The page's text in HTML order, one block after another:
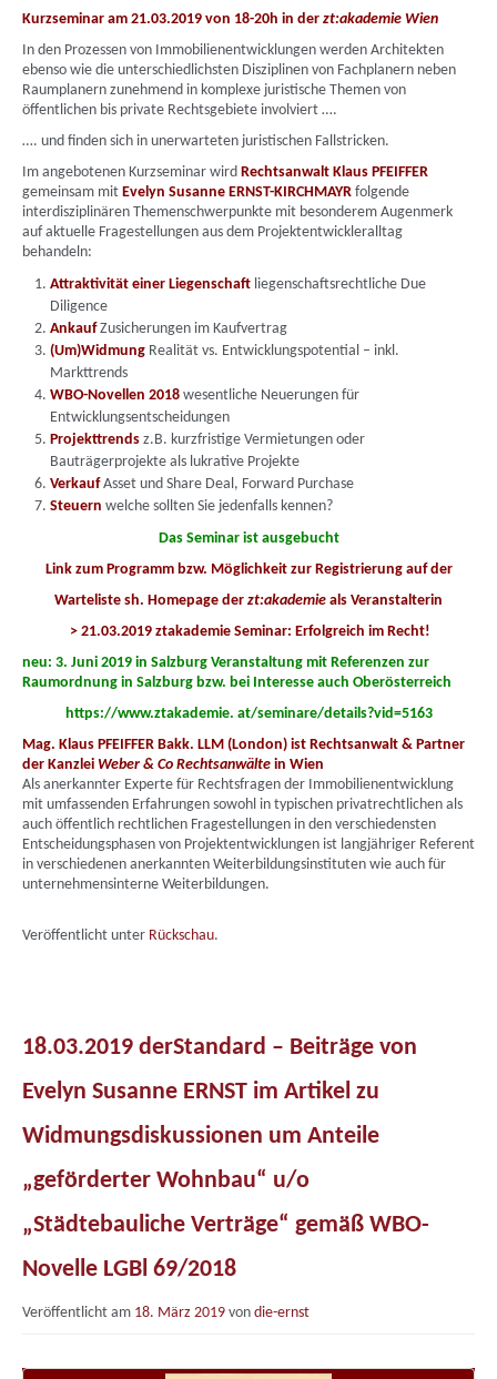
Kurzseminar am 21.03.2019 von 18-20h in der zt:akademie Wien
In den Prozessen von Immobilienentwicklungen werden Architekten
ebenso wie die unterschiedlichsten Disziplinen von Fachplanern neben
Raumplanern zunehmend in komplexe juristische Themen von
öffentlichen bis private Rechtsgebiete involviert ….
…. und finden sich in unerwarteten juristischen Fallstricken.
Im angebotenen Kurzseminar wird Rechtsanwalt Klaus PFEIFFER
gemeinsam mit Evelyn Susanne ERNST-KIRCHMAYR folgende
interdisziplinären Themenschwerpunkte mit besonderem Augenmerk
auf aktuelle Fragestellungen aus dem Projektentwickleralltag
behandeln:
Attraktivität einer Liegenschaft liegenschaftsrechtliche Due
Diligence
AnkaufZusicherungen im Kaufvertrag
(Um)Widmung Realität vs. Entwicklungspotential – inkl.
Markttrends
WBO-Novellen 2018 wesentliche Neuerungen für
Entwicklungsentscheidungen
Projekttrends z.B. kurzfristige Vermietungen oder
Bauträgerprojekte als lukrative Projekte
Verkauf Asset und Share Deal, Forward Purchase
Steuern welche sollten Sie jedenfalls kennen?
Das Seminar ist ausgebucht
Link zum Programm bzw. Möglichkeit zur Registrierung auf der
Warteliste sh. Homepage der zt:akademie als Veranstalterin
> 21.03.2019 ztakademie Seminar: Erfolgreich im Recht!
neu: 3. Juni 2019 in Salzburg Veranstaltung mit Referenzen zur
Raumordnung in Salzburg bzw. bei Interesse auch Oberösterreich
https://www.ztakademie. at/seminare/details?vid=5163
Mag. Klaus PFEIFFER Bakk. LLM (London) ist Rechtsanwalt & Partner
der Kanzlei Weber & Co Rechtsanwälte in Wien
Als anerkannter Experte für Rechtsfragen der Immobilienentwicklung
mit umfassenden Erfahrungen sowohl in typischen privatrechtlichen als
auch öffentlich rechtlichen Fragestellungen in den verschiedensten
Entscheidungsphasen von Projektentwicklungen ist langjähriger Referent
in verschiedenen anerkannten Weiterbildungsinstituten wie auch für
unternehmensinterne Weiterbildungen.
Veröffentlicht unter Rückschau.
18.03.2019 derStandard – Beiträge von
Evelyn Susanne ERNST im Artikel zu
Widmungsdiskussionen um Anteile
„geförderter Wohnbau“ u/o
„Städtebauliche Verträge“ gemäß WBO-
Novelle LGBl 69/2018
Veröffentlicht am 18. März 2019 von die-ernst